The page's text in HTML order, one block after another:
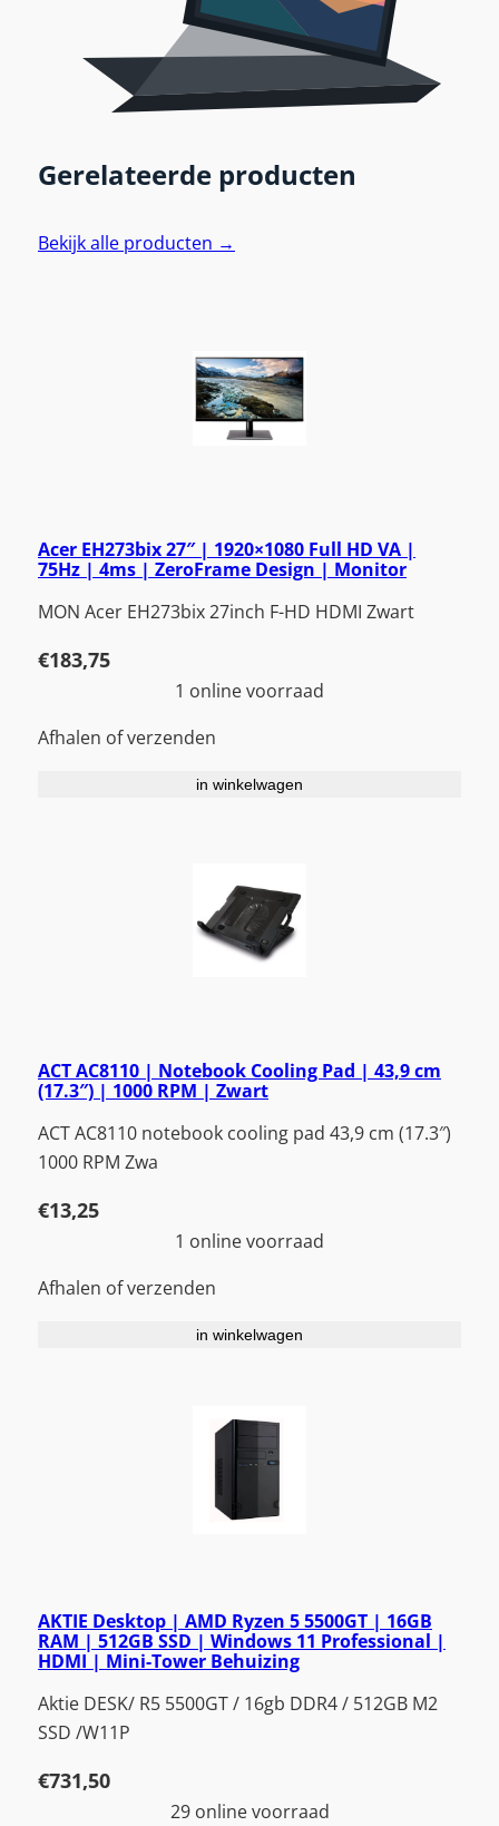
Gerelateerde producten
Bekijk alle producten →
Acer EH273bix 27″ | 1920×1080 Full HD VA |
75Hz | 4ms | ZeroFrame Design | Monitor
MON Acer EH273bix 27inch F-HD HDMI Zwart
€183,75
1 online voorraad
Afhalen of verzenden
in winkelwagen
ACT AC8110 | Notebook Cooling Pad | 43,9 cm
(17.3″) | 1000 RPM | Zwart
ACT AC8110 notebook cooling pad 43,9 cm (17.3″)
1000 RPM Zwa
€13,25
1 online voorraad
Afhalen of verzenden
in winkelwagen
AKTIE Desktop | AMD Ryzen 5 5500GT | 16GB
RAM | 512GB SSD | Windows 11 Professional |
HDMI | Mini-Tower Behuizing
Aktie DESK/ R5 5500GT / 16gb DDR4 / 512GB M2
SSD /W11P
€731,50
29 online voorraad